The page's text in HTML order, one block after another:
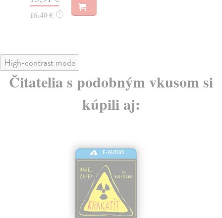
18,80 € ?
High-contrast mode
Čitatelia s podobným vkusom si
kúpili aj:
E-AUDIO